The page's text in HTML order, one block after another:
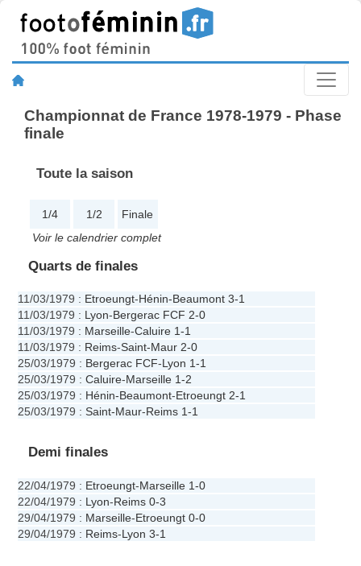
Championnat de France 1978-1979 - Phase
finale
Toute la saison
1/4 1/2
Finale
Voir le calendrier complet
Quarts de finales
11/03/1979 : Etroeungt-Hénin-Beaumont 3-1
11/03/1979 : Lyon-Bergerac FCF 2-0
11/03/1979 : Marseille-Caluire 1-1
11/03/1979 : Reims-Saint-Maur 2-0
25/03/1979 : Bergerac FCF-Lyon 1-1
25/03/1979 : Caluire-Marseille 1-2
25/03/1979 : Hénin-Beaumont-Etroeungt 2-1
25/03/1979 : Saint-Maur-Reims 1-1
Demi finales
22/04/1979 : Etroeungt-Marseille 1-0
22/04/1979 : Lyon-Reims 0-3
29/04/1979 : Marseille-Etroeungt 0-0
29/04/1979 : Reims-Lyon 3-1